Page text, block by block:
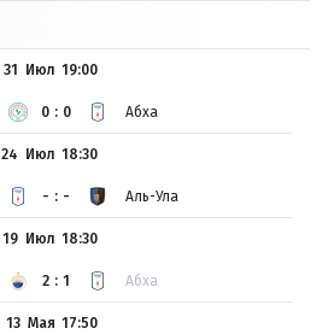
31 Июл
0:0 Абха
19:00
24 Июл
-:- Аль-Ула
18:30
19 Июл
2:1 Абха
18:30
13 Мая 17:50